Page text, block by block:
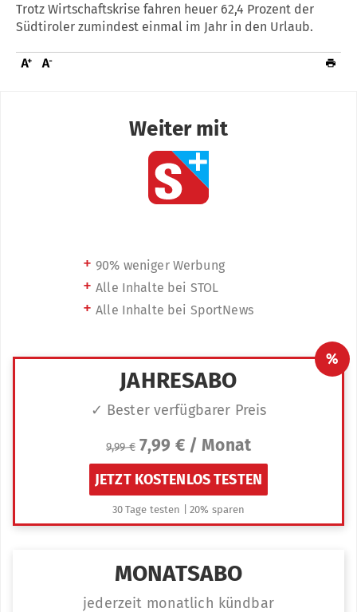
Trotz Wirtschaftskrise fahren heuer 62,4 Prozent der
Südtiroler zumindest einmal im Jahr in den Urlaub.